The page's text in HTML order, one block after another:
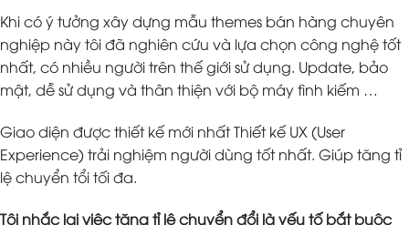
Khi có ý tưởng xây dựng mẫu themes bán hàng chuyên
nghiệp này tôi đã nghiên cứu và lựa chọn công nghệ tốt
nhất, có nhiều người trên thế giới sử dụng. Update, bảo
mật, dễ sử dụng và thân thiện với bộ máy tình kiếm …
Giao diện được thiết kế mới nhất Thiết kế UX (User
Experience) trải nghiệm người dùng tốt nhất. Giúp tăng tỉ
lệ chuyển tổi tối đa.
Tôi nhắc lại việc tăng tỉ lệ chuyển đổi là yếu tố bắt buộc